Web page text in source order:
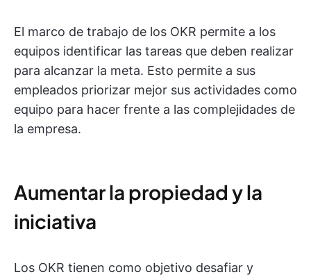
El marco de trabajo de los OKR permite a los
equipos identificar las tareas que deben realizar
para alcanzar la meta. Esto permite a sus
empleados priorizar mejor sus actividades como
equipo para hacer frente a las complejidades de
la empresa.
Aumentar la propiedad y la
iniciativa
Los OKR tienen como objetivo desafiar y